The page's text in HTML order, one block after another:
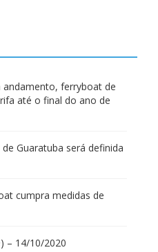
ferryboat de
até o final do ano de
Guaratuba será definida
cumpra medidas de
– 14/10/2020